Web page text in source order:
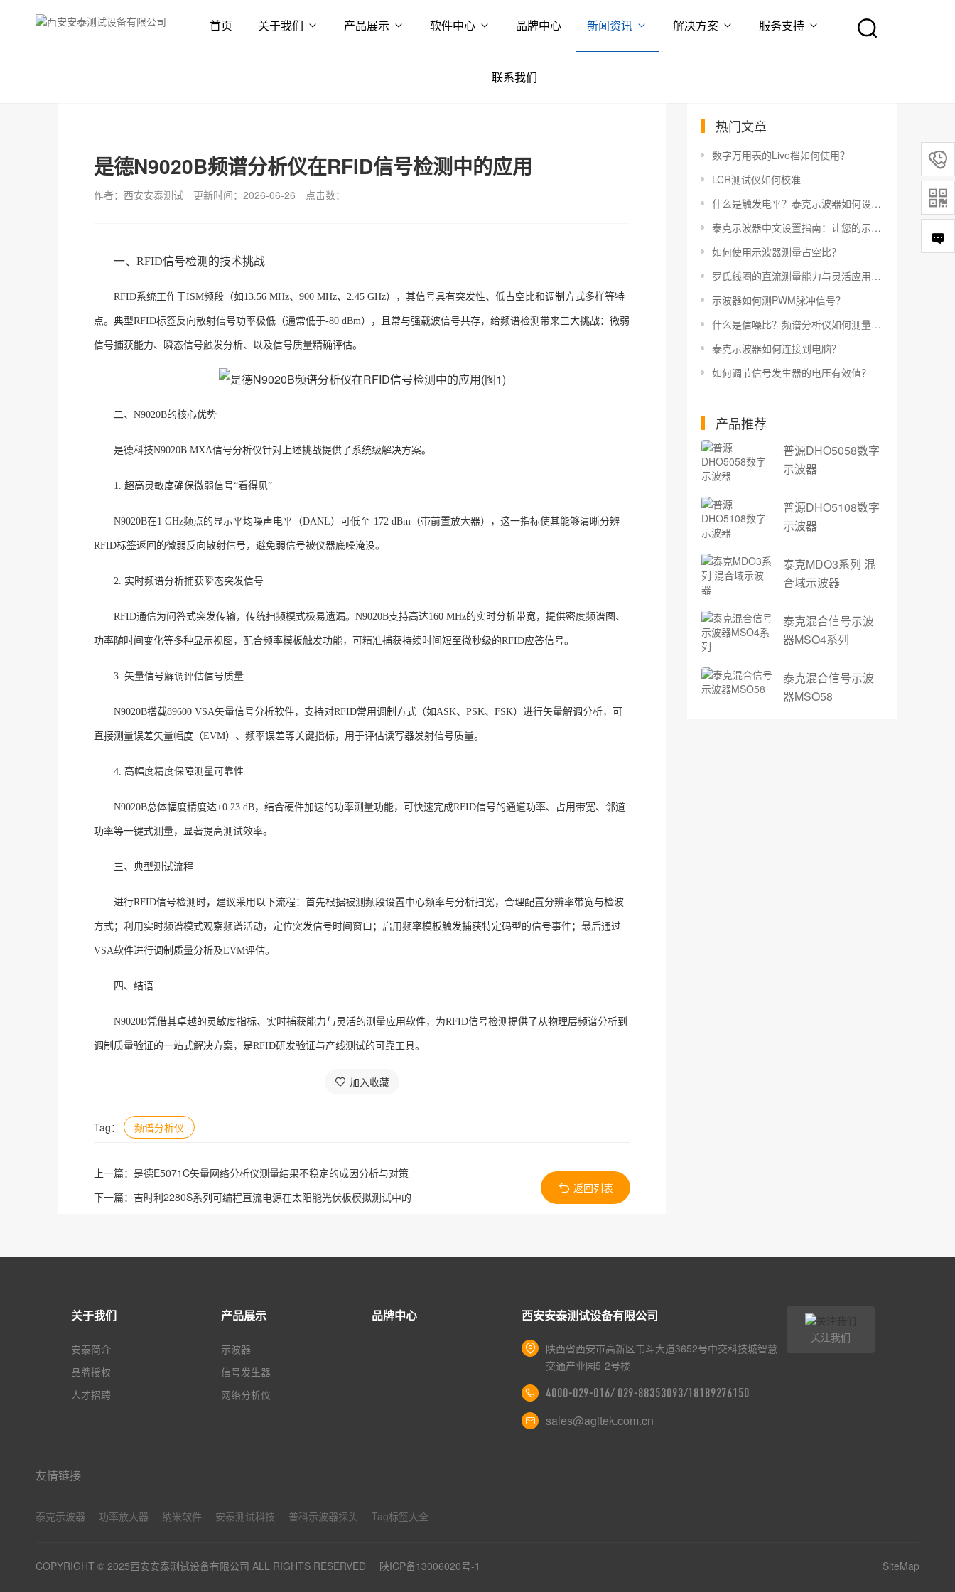
首页 关于我们 产品展示 软件中心 品牌中心 新闻资讯 解决方案 服务支持
联系我们
是德N9020B频谱分析仪在RFID信号检测中的应用
作者：西安安泰测试 更新时间：2026-06-26 点击数：
一、 RFID信号检测的技术挑战
RFID系统工作于ISM频段（如13.56 MHz、900 MHz、2.45 GHz），其信号具有突发性、低占空比和调制方式多样等特
点。典型RFID标签反向散射信号功率极低（通常低于-80 dBm），且常与强载波信号共存，给频谱检测带来三大挑战：微弱
信号捕获能力、瞬态信号触发分析、以及信号质量精确评估。
二、 N9020B的核心优势
是德科技N9020B MXA信号分析仪针对上述挑战提供了系统级解决方案。
1. 超高灵敏度确保微弱信号“看得见”
N9020B在1 GHz频点的显示平均噪声电平（DANL）可低至-172 dBm（带前置放大器） ，这一指标使其能够清晰分辨
RFID标签返回的微弱反向散射信号，避免弱信号被仪器底噪淹没。
2. 实时频谱分析捕获瞬态突发信号
RFID通信为问答式突发传输，传统扫频模式极易遗漏。N9020B支持高达160 MHz的实时分析带宽，提供密度频谱图、
功率随时间变化等多种显示视图，配合频率模板触发功能，可精准捕获持续时间短至微秒级的RFID应答信号。
3. 矢量信号解调评估信号质量
N9020B搭载89600 VSA矢量信号分析软件，支持对RFID常用调制方式（如ASK、PSK、FSK）进行矢量解调分析，可
直接测量误差矢量幅度（EVM）、频率误差等关键指标，用于评估读写器发射信号质量。
4. 高幅度精度保障测量可靠性
N9020B总体幅度精度达±0.23 dB，结合硬件加速的功率测量功能，可快速完成RFID信号的通道功率、占用带宽、邻道
功率等一键式测量，显著提高测试效率。
三、典型测试流程
进行RFID信号检测时，建议采用以下流程：首先根据被测频段设置中心频率与分析扫宽，合理配置分辨率带宽与检波
方式；利用实时频谱模式观察频谱活动，定位突发信号时间窗口；启用频率模板触发捕获特定码型的信号事件；最后通过
VSA软件进行调制质量分析及EVM评估。
四、结语
N9020B凭借其卓越的灵敏度指标、实时捕获能力与灵活的测量应用软件，为RFID信号检测提供了从物理层频谱分析到
调制质量验证的一站式解决方案，是RFID研发验证与产线测试的可靠工具。
加入收藏
Tag： 频谱分析仪
上一篇： 是德E5071C矢量网络分析仪测量结果不稳定的成因分析与对策
下一篇： 吉时利2280S系列可编程直流电源在太阳能光伏板模拟测试中的
返回列表
热门文章
数字万用表的Live档如何使用？
LCR测试仪如何校准
什么是触发电平？泰克示波器如何设置触发电平？
泰克示波器中文设置指南：让您的示波器更易于使用
如何使用示波器测量占空比？
罗氏线圈的直流测量能力与灵活应用指南
示波器如何测PWM脉冲信号？
什么是信噪比？频谱分析仪如何测量信噪比？
泰克示波器如何连接到电脑？
如何调节信号发生器的电压有效值？
产品推荐
普源DHO5058数字
示波器
普源DHO5108数字
示波器
泰克MDO3系列 混
合域示波器
泰克混合信号示波
器MSO4系列
泰克混合信号示波
器MSO58
关于我们
安泰简介
品牌授权
人才招聘
产品展示
示波器
信号发生器
网络分析仪
品牌中心 西安安泰测试设备有限公司
陕西省西安市高新区韦斗大道3652号中交科技城智慧
交通产业园5-2号楼
4000-029-016/ 029-88353093/18189276150
sales@agitek.com.cn
关注我们
友情链接
泰克示波器 功率放大器 纳米软件 安泰测试科技 普科示波器探头 Tag标签大全
COPYRIGHT © 2025西安安泰测试设备有限公司 ALL RIGHTS RESERVED 陕ICP备13006020号-1 SiteMap

